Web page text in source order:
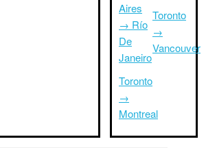
Aires
→ Río
De
Janeiro
Toronto
→
Montreal
Toronto
→
Vancouver